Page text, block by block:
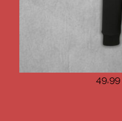
49,99